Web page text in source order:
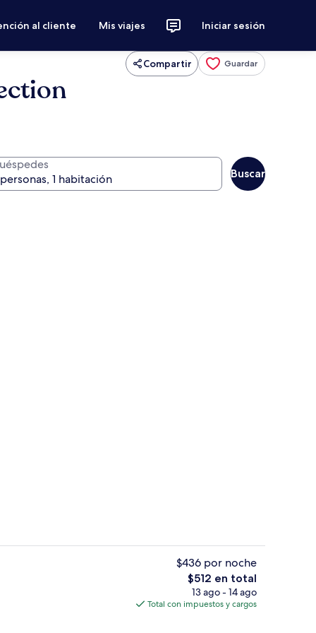
al cliente Mis viajes Iniciar sesión
Compartir Guardar
Buscar
se sirven desayunos, comidas y cenas Vista desde la habitación
$436 por noche
El
precio
total
$512 en total
13 ago - 14 ago
Total con impuestos y cargos